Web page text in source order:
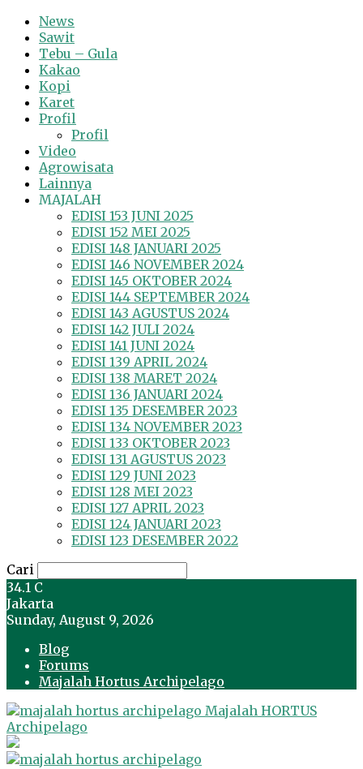
News
Sawit
Tebu – Gula
Kakao
Kopi
Karet
Profil
Profil
Video
Agrowisata
Lainnya
MAJALAH
EDISI 153 JUNI 2025
EDISI 152 MEI 2025
EDISI 148 JANUARI 2025
EDISI 146 NOVEMBER 2024
EDISI 145 OKTOBER 2024
EDISI 144 SEPTEMBER 2024
EDISI 143 AGUSTUS 2024
EDISI 142 JULI 2024
EDISI 141 JUNI 2024
EDISI 139 APRIL 2024
EDISI 138 MARET 2024
EDISI 136 JANUARI 2024
EDISI 135 DESEMBER 2023
EDISI 134 NOVEMBER 2023
EDISI 133 OKTOBER 2023
EDISI 131 AGUSTUS 2023
EDISI 129 JUNI 2023
EDISI 128 MEI 2023
EDISI 127 APRIL 2023
EDISI 124 JANUARI 2023
EDISI 123 DESEMBER 2022
Cari
34.1 C
Jakarta
Sunday, August 9, 2026
Blog
Forums
Majalah Hortus Archipelago
Majalah HORTUS
Archipelago